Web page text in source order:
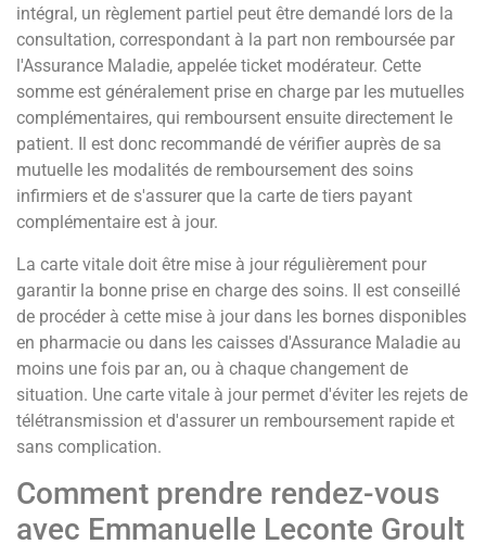
intégral, un règlement partiel peut être demandé lors de la
consultation, correspondant à la part non remboursée par
l'Assurance Maladie, appelée ticket modérateur. Cette
somme est généralement prise en charge par les mutuelles
complémentaires, qui remboursent ensuite directement le
patient. Il est donc recommandé de vérifier auprès de sa
mutuelle les modalités de remboursement des soins
infirmiers et de s'assurer que la carte de tiers payant
complémentaire est à jour.
La carte vitale doit être mise à jour régulièrement pour
garantir la bonne prise en charge des soins. Il est conseillé
de procéder à cette mise à jour dans les bornes disponibles
en pharmacie ou dans les caisses d'Assurance Maladie au
moins une fois par an, ou à chaque changement de
situation. Une carte vitale à jour permet d'éviter les rejets de
télétransmission et d'assurer un remboursement rapide et
sans complication.
Comment prendre rendez-vous
avec Emmanuelle Leconte Groult